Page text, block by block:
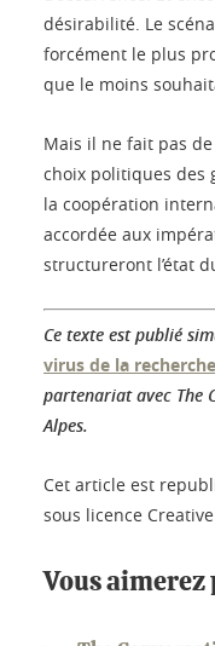
désirabilité. Le
forcément le plus
que le moins
Mais il ne fait pas
choix politiques des
la coopération
accordée aux
structureront l’état
Ce texte est publié
virus de la
partenariat avec The
Alpes.
Cet article est
sous licence
Vous